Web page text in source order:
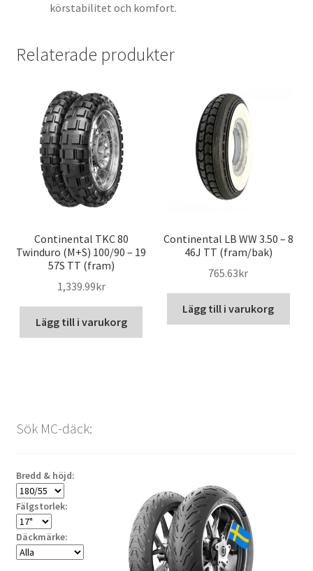
körstabilitet och komfort.
Relaterade produkter
Continental TKC 80
Twinduro (M+S) 100/90 – 19
57S TT (fram)
1,339.99kr
Lägg till i varukorg
Continental LB WW 3.50 – 8
46J TT (fram/bak)
765.63kr
Lägg till i varukorg
Sök MC-däck:
Bredd & höjd:
Fälgstorlek:
Däckmärke: